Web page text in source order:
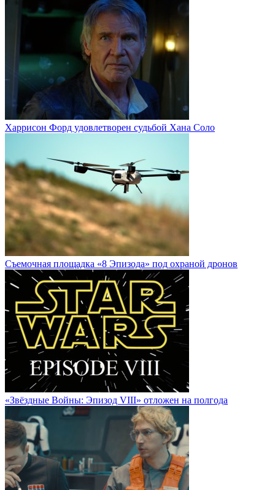
Харрисон Форд удовлетворен судьбой Хана Соло
Cъемочная площадка «8 Эпизода» под охраной дронов
«Звёздные Войны: Эпизод VIII» отложен на полгода